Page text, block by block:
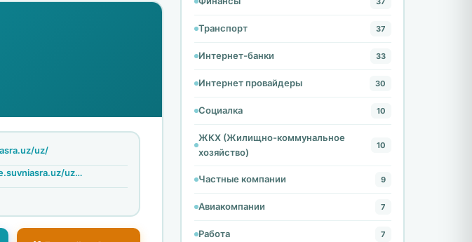
uz/
https://office.suvniasra.uz/uz/login
Транспорт 37
Интернет-банки 33
Интернет провайдеры 30
Социалка 10
ЖКХ (Жилищно-коммунальное
хозяйство)
10
Частные компании 9
Авиакомпании 7
Работа 7